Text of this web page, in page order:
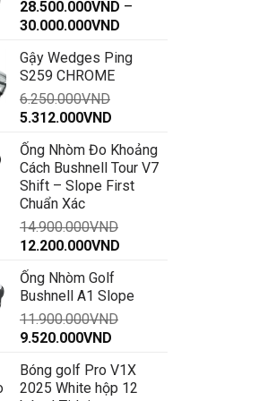
28.500.000VND –
30.000.000VND
từ
Gậy Wedges Ping
S259 CHROME
6.250.000VND
Giá
là:
6.250.000VND.
5.312.000VND
tại
là:
5.312.000VND.
Ống Nhòm Đo Khoảng
Cách Bushnell Tour V7
Shift – Slope First
Chuẩn Xác
14.900.000VND
Giá
là:
14.900.000VND.
12.200.000VND
là:
Ống Nhòm Golf
Bushnell A1 Slope
11.900.000VND
Giá
là:
11.900.000VND.
9.520.000VND
tại
là:
Bóng golf Pro V1X
2025 White hộp 12
Mua hàng nhanh